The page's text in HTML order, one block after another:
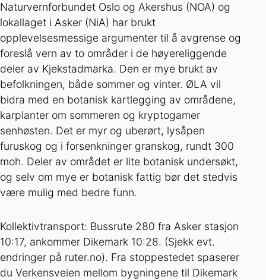
Naturvernforbundet Oslo og Akershus (NOA) og
lokallaget i Asker (NiA) har brukt
opplevelsesmessige argumenter til å avgrense og
foreslå vern av to områder i de høyereliggende
deler av Kjekstadmarka. Den er mye brukt av
befolkningen, både sommer og vinter. ØLA vil
bidra med en botanisk kartlegging av områdene,
karplanter om sommeren og kryptogamer
senhøsten. Det er myr og uberørt, lysåpen
furuskog og i forsenkninger granskog, rundt 300
moh. Deler av området er lite botanisk undersøkt,
og selv om mye er botanisk fattig bør det stedvis
være mulig med bedre funn.
Kollektivtransport: Bussrute 280 fra Asker stasjon
10:17, ankommer Dikemark 10:28. (Sjekk evt.
endringer på ruter.no). Fra stoppestedet spaserer
du Verkensveien mellom bygningene til Dikemark